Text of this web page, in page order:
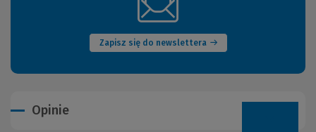
Zapisz się do newslettera
(Nowe
okno)
Opinie